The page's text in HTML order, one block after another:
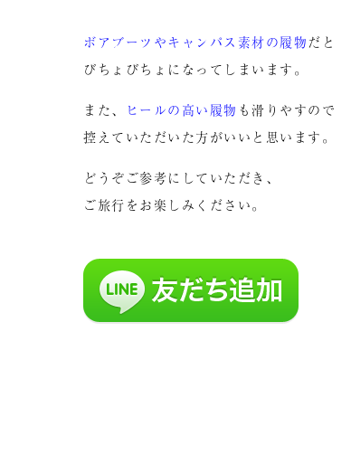
ボアブーツやキャンパス素材の履物 だと
びちょびちょになってしまいます。
また、 ヒールの高い履物 も滑りやすので
控えていただいた方がいいと思います。
どうぞご参考にしていただき、
ご旅行をお楽しみください。